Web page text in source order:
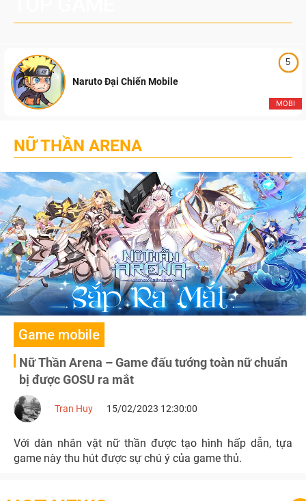
5
MOBI
Naruto Đại Chiến Mobile
NỮ THẦN ARENA
Game mobile
Nữ Thần Arena – Game đấu tướng toàn nữ chuẩn
bị được GOSU ra mắt
Tran Huy 15/02/2023 12:30:00
Với dàn nhân vật nữ thần được tạo hình hấp dẫn, tựa
game này thu hút được sự chú ý của game thủ.